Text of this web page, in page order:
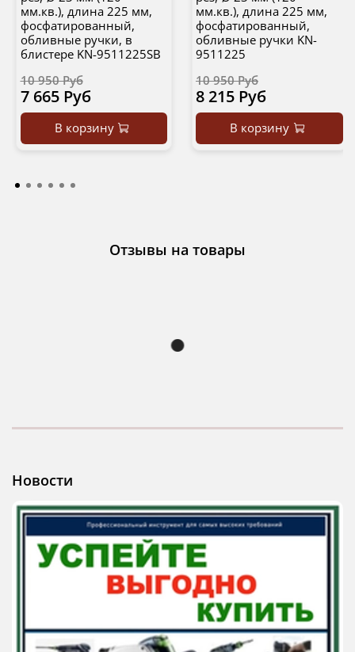
мм.кв.), длина 225 мм,
фосфатированный,
обливные ручки, в
блистере KN-9511225SB
10 950 Руб
7 665 Руб
В корзину
мм.кв.), длина 225 мм,
фосфатированный,
обливные ручки KN-
9511225
10 950 Руб
8 215 Руб
В корзину
Отзывы на товары
Новости